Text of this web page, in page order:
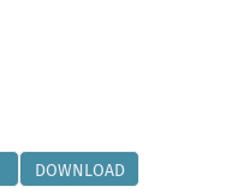
DOWNLOAD